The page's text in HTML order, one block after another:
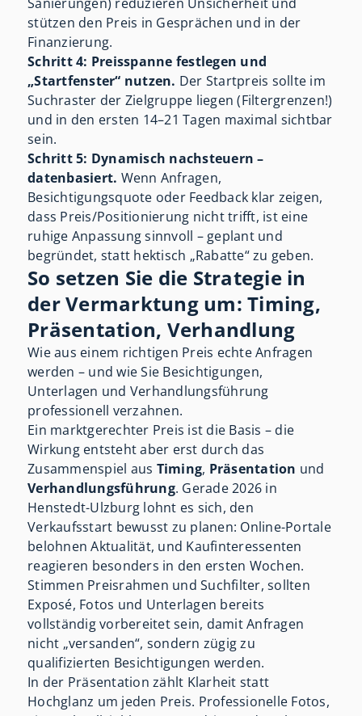
stützen den Preis in Gesprächen und in der
Finanzierung.
Schritt 4: Preisspanne festlegen und
„Startfenster“ nutzen. Der Startpreis sollte im
Suchraster der Zielgruppe liegen (Filtergrenzen!)
und in den ersten 14–21 Tagen maximal sichtbar
sein.
Schritt 5: Dynamisch nachsteuern –
datenbasiert. Wenn Anfragen,
Besichtigungsquote oder Feedback klar zeigen,
dass Preis/Positionierung nicht trifft, ist eine
ruhige Anpassung sinnvoll – geplant und
begründet, statt hektisch „Rabatte“ zu geben.
So setzen Sie die Strategie in
der Vermarktung um: Timing,
Präsentation, Verhandlung
Wie aus einem richtigen Preis echte Anfragen
werden – und wie Sie Besichtigungen,
Unterlagen und Verhandlungsführung
professionell verzahnen.
Ein marktgerechter Preis ist die Basis – die
Wirkung entsteht aber erst durch das
Zusammenspiel aus Timing, Präsentation und
Verhandlungsführung. Gerade 2026 in
Henstedt-Ulzburg lohnt es sich, den
Verkaufsstart bewusst zu planen: Online-Portale
belohnen Aktualität, und Kaufinteressenten
reagieren besonders in den ersten Wochen.
Stimmen Preisrahmen und Suchfilter, sollten
Exposé, Fotos und Unterlagen bereits
vollständig vorbereitet sein, damit Anfragen
nicht „versanden“, sondern zügig zu
qualifizierten Besichtigungen werden.
In der Präsentation zählt Klarheit statt
Hochglanz um jeden Preis. Professionelle Fotos,